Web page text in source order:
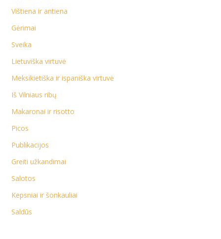
Vištiena ir antiena
Gėrimai
Sveika
Lietuviška virtuvė
Meksikietiška ir ispaniška virtuvė
Iš Vilniaus ribų
Makaronai ir risotto
Picos
Publikacijos
Greiti užkandimai
Salotos
Kepsniai ir šonkauliai
Saldūs